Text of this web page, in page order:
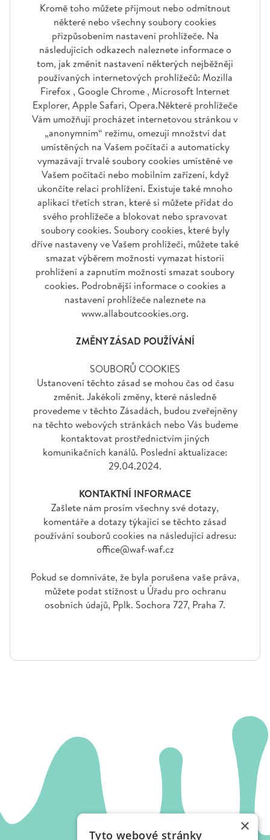
Kromě toho můžete přijmout nebo odmítnout
některé nebo všechny soubory cookies
přizpůsobením nastavení prohlížeče. Na
následujících odkazech naleznete informace o
tom, jak změnit nastavení některých nejběžněji
používaných internetových prohlížečů: Mozilla
Firefox , Google Chrome , Microsoft Internet
Explorer, Apple Safari, Opera.Některé prohlížeče
Vám umožňují procházet internetovou stránkou v
„anonymním“ režimu, omezují množství dat
umístěných na Vašem počítači a automaticky
vymazávají trvalé soubory cookies umístěné ve
Vašem počítači nebo mobilním zařízení, když
ukončíte relaci prohlížení. Existuje také mnoho
aplikací třetích stran, které si můžete přidat do
svého prohlížeče a blokovat nebo spravovat
soubory cookies. Soubory cookies, které byly
dříve nastaveny ve Vašem prohlížeči, můžete také
smazat výběrem možnosti vymazat historii
prohlížení a zapnutím možnosti smazat soubory
cookies. Podrobnější informace o cookies a
nastavení prohlížeče naleznete na
www.allaboutcookies.org.
ZMĚNY ZÁSAD POUŽÍVÁNÍ
SOUBORŮ COOKIES
Ustanovení těchto zásad se mohou čas od času
změnit. Jakékoli změny, které následně
provedeme v těchto Zásadách, budou zveřejněny
na těchto webových stránkách nebo Vás budeme
kontaktovat prostřednictvím jiných
komunikačních kanálů. Poslední aktualizace:
29.04.2024.
KONTAKTNÍ INFORMACE
Zašlete nám prosím všechny své dotazy,
komentáře a dotazy týkající se těchto zásad
používání souborů cookies na následující adresu:
office@waf-waf.cz
Pokud se domníváte, že byla porušena vaše práva,
můžete podat stížnost u Úřadu pro ochranu
osobních údajů, Pplk. Sochora 727, Praha 7.
×
Tyto webové stránky